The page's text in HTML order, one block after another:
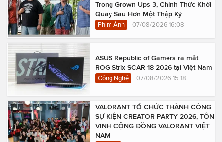
Trong Grown Ups 3, Chính Thức Khởi
Quay Sau Hơn Một Thập Kỷ
Phim Ảnh 07/08/2026 16:08
ASUS Republic of Gamers ra mắt
ROG Strix SCAR 18 2026 tại Việt Nam
Công Nghệ 07/08/2026 15:18
VALORANT TỔ CHỨC THÀNH CÔNG
SỰ KIỆN CREATOR PARTY 2026, TÔN
VINH CỘNG ĐỒNG VALORANT VIỆT
NAM